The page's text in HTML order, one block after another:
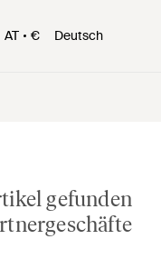
AT € Deutsch
gefunden